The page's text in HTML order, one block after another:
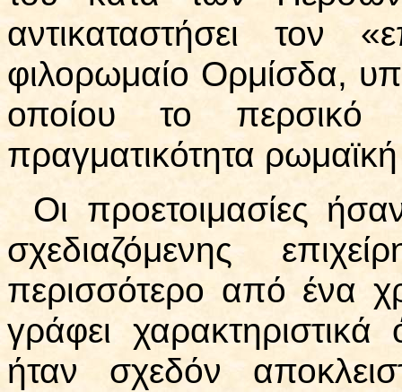
αντικαταστήσει τον
φιλορωμαίο Ορμίσδα,
οποίου το περσικό
πραγματικότητα
Οι προετοιμασίες
σχεδιαζόμενης
περισσότερο από ένα
γράφει χαρακτηριστικά
ήταν σχεδόν